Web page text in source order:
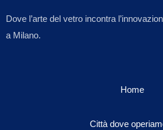
Dove l’arte del vetro incontra
a Milano.
Home
Città dove